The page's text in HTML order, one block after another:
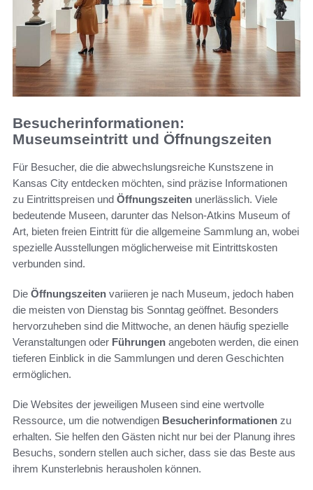
Besucherinformationen:
Museumseintritt und Öffnungszeiten
Für Besucher, die die abwechslungsreiche Kunstszene in
Kansas City entdecken möchten, sind präzise Informationen
zu Eintrittspreisen und Öffnungszeiten unerlässlich. Viele
bedeutende Museen, darunter das Nelson-Atkins Museum of
Art, bieten freien Eintritt für die allgemeine Sammlung an, wobei
spezielle Ausstellungen möglicherweise mit Eintrittskosten
verbunden sind.
Die Öffnungszeiten variieren je nach Museum, jedoch haben
die meisten von Dienstag bis Sonntag geöffnet. Besonders
hervorzuheben sind die Mittwoche, an denen häufig spezielle
Veranstaltungen oder Führungen angeboten werden, die einen
tieferen Einblick in die Sammlungen und deren Geschichten
ermöglichen.
Die Websites der jeweiligen Museen sind eine wertvolle
Ressource, um die notwendigen Besucherinformationen zu
erhalten. Sie helfen den Gästen nicht nur bei der Planung ihres
Besuchs, sondern stellen auch sicher, dass sie das Beste aus
ihrem Kunsterlebnis herausholen können.